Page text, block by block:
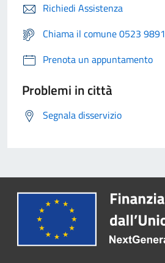
Richiedi Assistenza
Chiama il comune 0523 9891
Prenota un appuntamento
Problemi in città
Segnala disservizio